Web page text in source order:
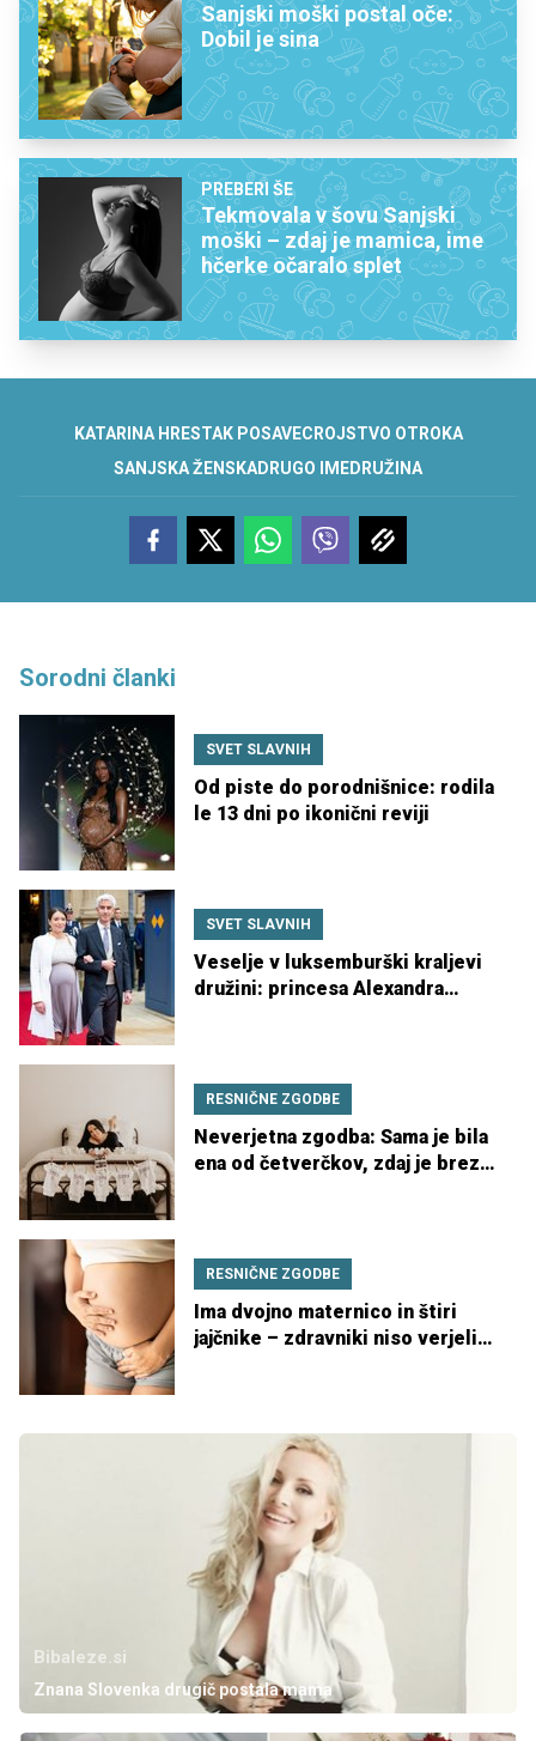
Sanjski moški postal oče:
Dobil je sina
PREBERI ŠE
Tekmovala v šovu Sanjski
moški – zdaj je mamica, ime
hčerke očaralo splet
KATARINA HRESTAK POSAVEC ROJSTVO OTROKA
SANJSKA ŽENSKADRUGO IMEDRUŽINA
Sorodni članki
SVET SLAVNIH
Od piste do porodnišnice: rodila
le 13 dni po ikonični reviji
SVET SLAVNIH
Veselje v luksemburški kraljevi
družini: princesa Alexandra
RESNIČNE ZGODBE
Neverjetna zgodba: Sama je bila
ena od četverčkov, zdaj je brez
RESNIČNE ZGODBE
Ima dvojno maternico in štiri
jajčnike – zdravniki niso verjeli,
Bibaleze.si
Znana Slovenka drugič postala mama